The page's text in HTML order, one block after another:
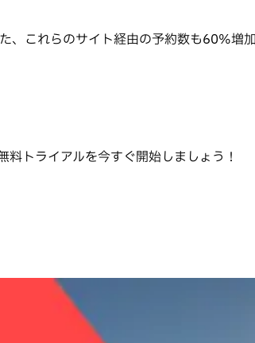
これらのサイト経由の予約数も60%増
トライアルを今すぐ開始しましょう！